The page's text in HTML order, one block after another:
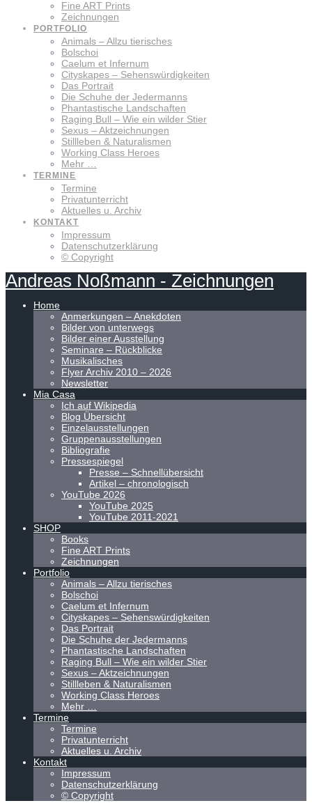
Fine ART Prints
Zeichnungen
PORTFOLIO
Animals – Allzu tierisches
Bolschoi
Caelum et Infernum
Cityskapes – Sehenswürdigkeiten
Das Portrait
Die Schuhe der Jedermanns
Phantastische Landschaften
Raging Bull – Wie ein wilder Stier
Sexus – Aktzeichnungen
Stillleben & Naturalismen
Working Class Heroes
Mehr …
TERMINE
Termine
Privatunterricht
Aktuelles u. Archiv
KONTAKT
Impressum
Datenschutzerklärung
© Copyright
Andreas Noßmann - Zeichnungen
Home
Anmerkungen – Anekdoten
Bilder von unterwegs
Bilder einer Ausstellung
Seminare – Rückblicke
Musikalisches
Flyer Archiv 2010 – 2026
Newsletter
Mia Casa
Ich auf Wikipedia
Blog Übersicht
Einzelausstellungen
Gruppenausstellungen
Bibliografie
Pressespiegel
Presse – Schnellübersicht
Artikel – chronologisch
YouTube 2026
YouTube 2025
YouTube 2011-2021
SHOP
Books
Fine ART Prints
Zeichnungen
Portfolio
Animals – Allzu tierisches
Bolschoi
Caelum et Infernum
Cityskapes – Sehenswürdigkeiten
Das Portrait
Die Schuhe der Jedermanns
Phantastische Landschaften
Raging Bull – Wie ein wilder Stier
Sexus – Aktzeichnungen
Stillleben & Naturalismen
Working Class Heroes
Mehr …
Termine
Termine
Privatunterricht
Aktuelles u. Archiv
Kontakt
Impressum
Datenschutzerklärung
© Copyright